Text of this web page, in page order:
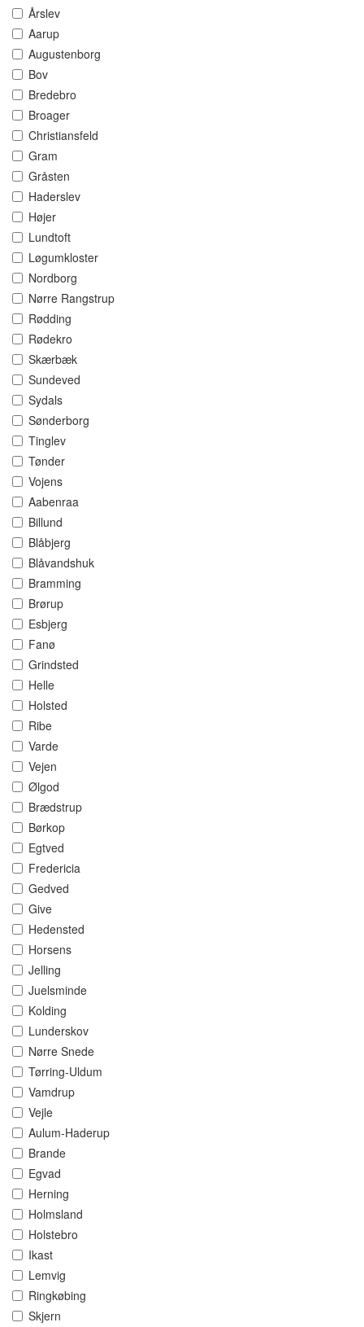
Årslev
Aarup
Augustenborg
Bov
Bredebro
Broager
Christiansfeld
Gram
Gråsten
Haderslev
Højer
Lundtoft
Løgumkloster
Nordborg
Nørre Rangstrup
Rødding
Rødekro
Skærbæk
Sundeved
Sydals
Sønderborg
Tinglev
Tønder
Vojens
Aabenraa
Billund
Blåbjerg
Blåvandshuk
Bramming
Brørup
Esbjerg
Fanø
Grindsted
Helle
Holsted
Ribe
Varde
Vejen
Ølgod
Brædstrup
Børkop
Egtved
Fredericia
Gedved
Give
Hedensted
Horsens
Jelling
Juelsminde
Kolding
Lunderskov
Nørre Snede
Tørring-Uldum
Vamdrup
Vejle
Aulum-Haderup
Brande
Egvad
Herning
Holmsland
Holstebro
Ikast
Lemvig
Ringkøbing
Skjern